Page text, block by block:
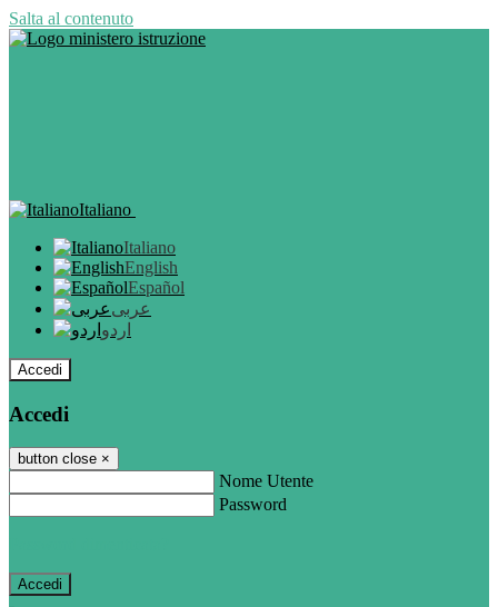
Salta al contenuto
Italiano
Italiano
English
Español
عربى
اردو
Accedi
Accedi
button close ×
Nome Utente
Password